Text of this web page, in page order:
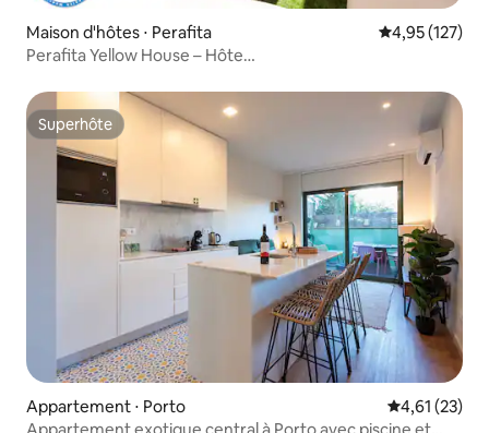
Maison d'hôtes ⋅ Perafita Évaluation
4,95 (127)
Perafita Yellow House – Hôte
Superhôte
Superhôte
Appartement ⋅ Porto Évaluation
4,61 (23)